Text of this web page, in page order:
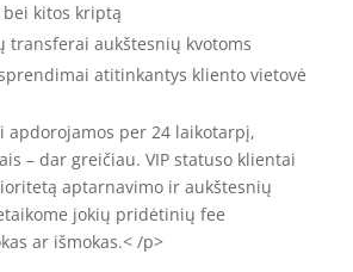
bei kitos kriptą
transferai aukštesnių kvotoms
atitinkantys kliento vietovė
apdorojamos per 24 laikotarpį,
– dar greičiau. VIP statuso klientai
aptarnavimo ir aukštesnių
jokių pridėtinių fee
ar išmokas.< /p>